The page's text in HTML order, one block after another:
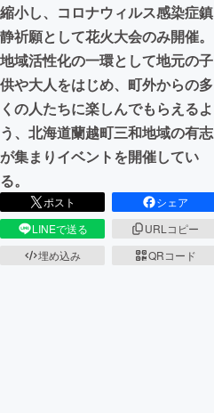
縮小し、コロナウィルス感染症鎮
静祈願として花火大会のみ開催。
地域活性化の一環として地元の子
供や大人をはじめ、町外からの多
くの人たちに楽しんでもらえるよ
う、北海道蘭越町三和地域の有志
が集まりイベントを開催してい
る。
ポスト
シェア
LINEで送る
URLコピー
埋め込み
QRコード